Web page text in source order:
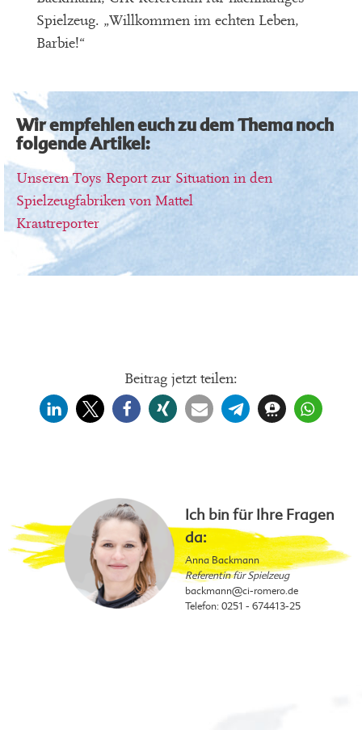
Spielzeug. „Willkommen im echten Leben,
Barbie!“
Wir empfehlen euch zu dem Thema noch
folgende Artikel:
Unseren Toys Report zur Situation in den
Spielzeugfabriken von Mattel
Krautreporter
Beitrag jetzt teilen:
Ich bin für Ihre Fragen
da:
Anna Backmann
Referentin für Spielzeug
backmann@ci-romero.de
Telefon: 0251 - 674413-25